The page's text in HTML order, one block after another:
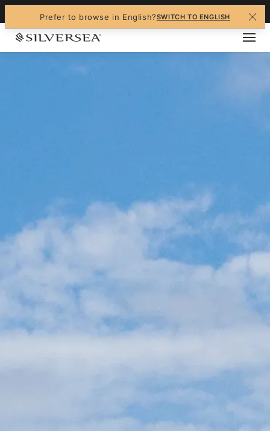
Prefer to browse in English?SWITCH TO ENGLISH